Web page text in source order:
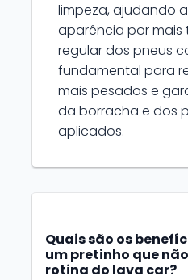
limpeza, ajudando
aparência por mais
regular dos pneus
fundamental para
mais pesados e
da borracha e dos
aplicados.
Quais são os
um pretinho que
rotina do lava car?